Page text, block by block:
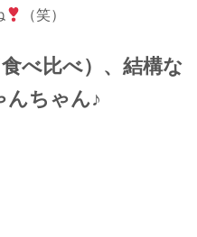
（笑）
べ比べ）、結構な
ちゃん♪